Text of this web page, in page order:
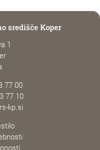
središče Koper
1
77 00
77 10
kp.si